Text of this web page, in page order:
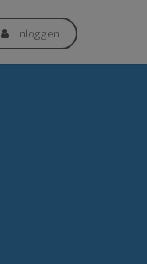
Inloggen